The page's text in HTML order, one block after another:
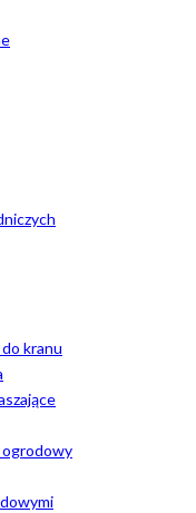
do kranu
ogrodowy